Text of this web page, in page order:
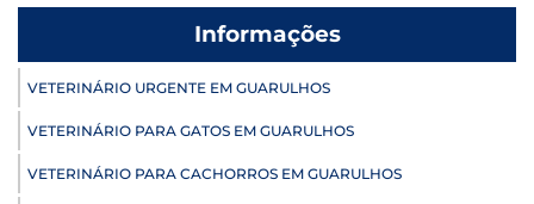
Informações
VETERINÁRIO URGENTE EM GUARULHOS
VETERINÁRIO PARA GATOS EM GUARULHOS
VETERINÁRIO PARA CACHORROS EM GUARULHOS